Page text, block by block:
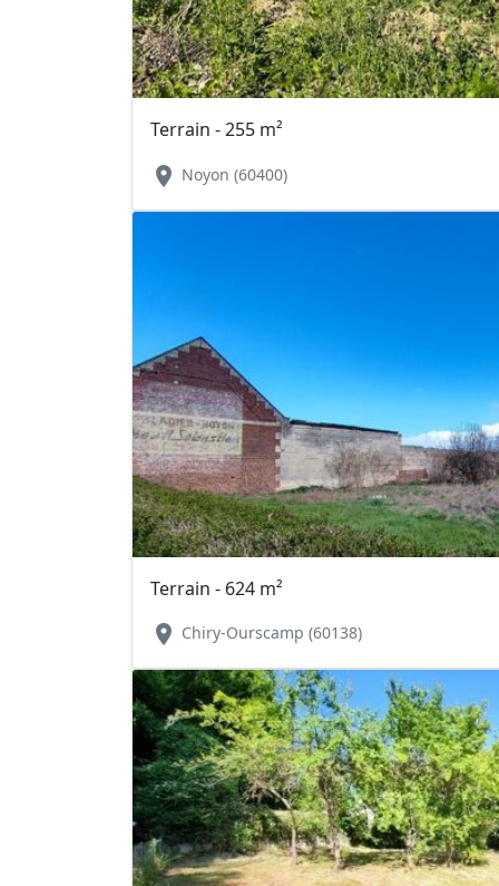
Terrain - 255 m²
location_on Noyon (60400)
Terrain - 624 m²
location_on Chiry-Ourscamp (60138)